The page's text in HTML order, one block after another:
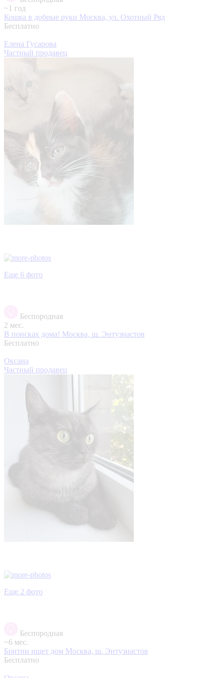
~1 год
Кошка в добрые руки Москва, ул. Охотный Ряд
Бесплатно
Елена Гусарова
Частный продавец
Еще 6 фото
Беспородная
2 мес.
В поисках дома! Москва, ш. Энтузиастов
Бесплатно
Оксана
Частный продавец
Еще 2 фото
Беспородная
~6 мес.
Бритни ищет дом Москва, ш. Энтузиастов
Бесплатно